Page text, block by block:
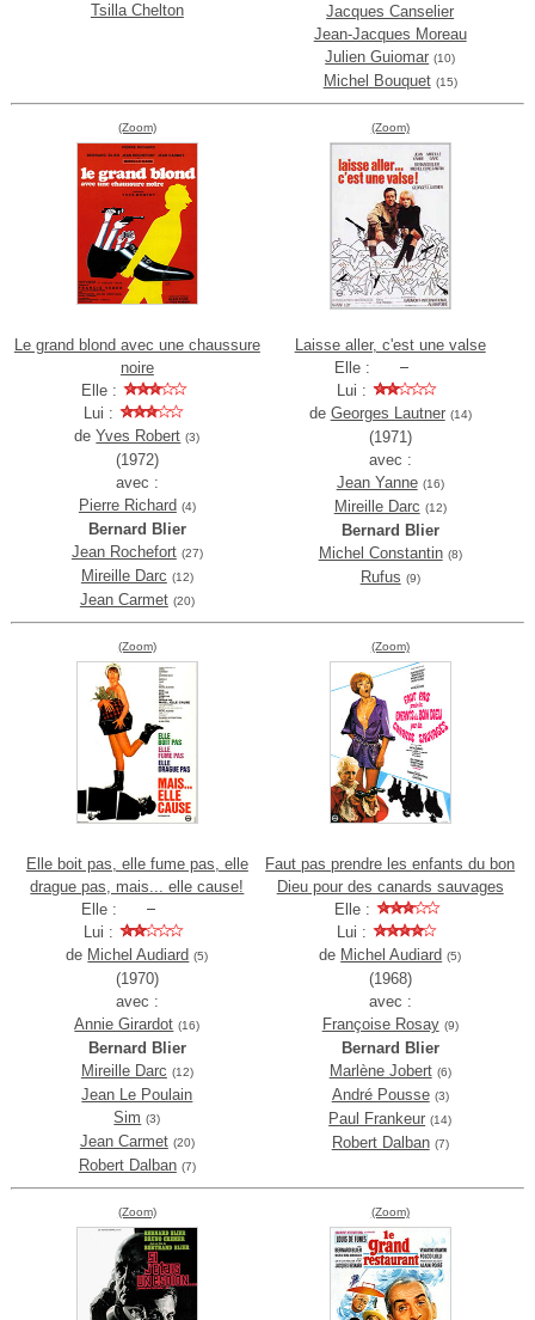
Tsilla Chelton
Jacques Canselier
Jean-Jacques Moreau
Julien Guiomar (10)
Michel Bouquet (15)
(Zoom)
Le grand blond avec une chaussure
noire
Elle :
Lui :
deYves Robert (3)
(1972)
avec :
Pierre Richard (4)
Bernard Blier
Jean Rochefort (27)
Mireille Darc (12)
Jean Carmet (20)
(Zoom)
Laisse aller, c'est une valse
Elle :
Lui :
de Georges Lautner (14)
(1971)
avec :
Jean Yanne (16)
Mireille Darc (12)
Bernard Blier
Michel Constantin (8)
Rufus (9)
(Zoom)
Elle boit pas, elle fume pas, elle
drague pas, mais... elle cause!
Elle :
Lui :
de Michel Audiard (5)
(1970)
avec :
Annie Girardot (16)
Bernard Blier
Mireille Darc (12)
Jean Le Poulain
Sim (3)
Jean Carmet (20)
Robert Dalban (7)
(Zoom)
Faut pas prendre les enfants du bon
Dieu pour des canards sauvages
Elle :
Lui :
de Michel Audiard (5)
(1968)
avec :
Françoise Rosay (9)
Bernard Blier
Marlène Jobert (6)
André Pousse (3)
Paul Frankeur (14)
Robert Dalban (7)
(Zoom) (Zoom)